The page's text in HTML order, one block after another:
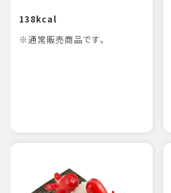
138kcal
※通常販売商品です。